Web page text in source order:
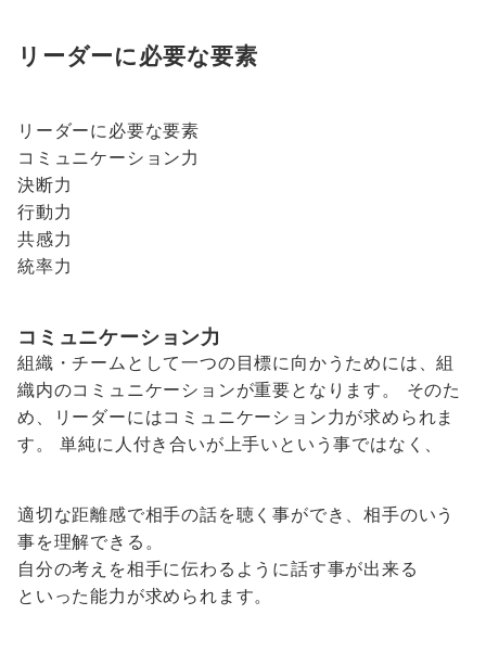
リーダーに必要な要素
リーダーに必要な要素
コミュニケーション力
決断力
行動力
共感力
統率力
コミュニケーション力
組織・チームとして一つの目標に向かうためには、組
織内のコミュニケーションが重要となります。 そのた
め、リーダーにはコミュニケーション力が求められま
す。 単純に人付き合いが上手いという事ではなく、
適切な距離感で相手の話を聴く事ができ、相手のいう
事を理解できる。
自分の考えを相手に伝わるように話す事が出来る
といった能力が求められます。